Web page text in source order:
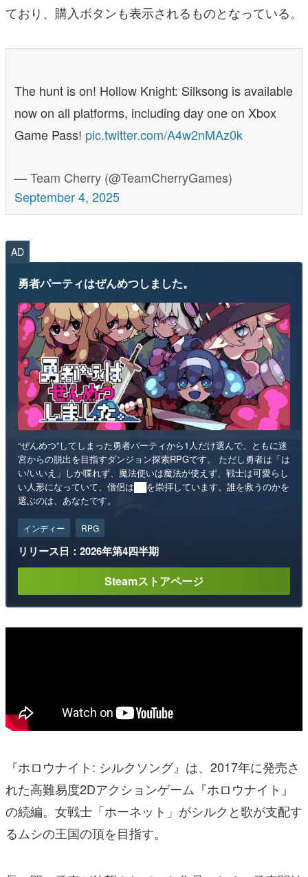
ており、購入ボタンも表示されるものとなっている。
The hunt is on! Hollow Knight: Silksong is available
now on all platforms, including day one on Xbox
Game Pass! pic.twitter.com/A4w2nMAz0k
— Team Cherry (@TeamCherryGames)
September 4, 2025
AD
勇者パーティはぜんめつしました。
“ぜんめつ”してしまった勇者パーティから1人だけ選んで、ともに迷
宮からの脱出を目指すダンジョン探索RPGです。 ただし勇者は「は
い/いいえ」しか喋れず、魔法使いは魔法が使えず、戦士は可愛らし
い人形になっていて、僧侶は██を崇拝しています。誰を救うのかを
選ぶのは、あなたです。
インディー RPG
リリース日：2026年第4四半期
Steamストアページ
『ホロウナイト: シルクソング』は、2017年に発売さ
れた高難易度2Dアクションゲーム『ホロウナイト』
の続編。女戦士「ホーネット」がシルクと歌が支配す
るムシの王国の頂を目指す。